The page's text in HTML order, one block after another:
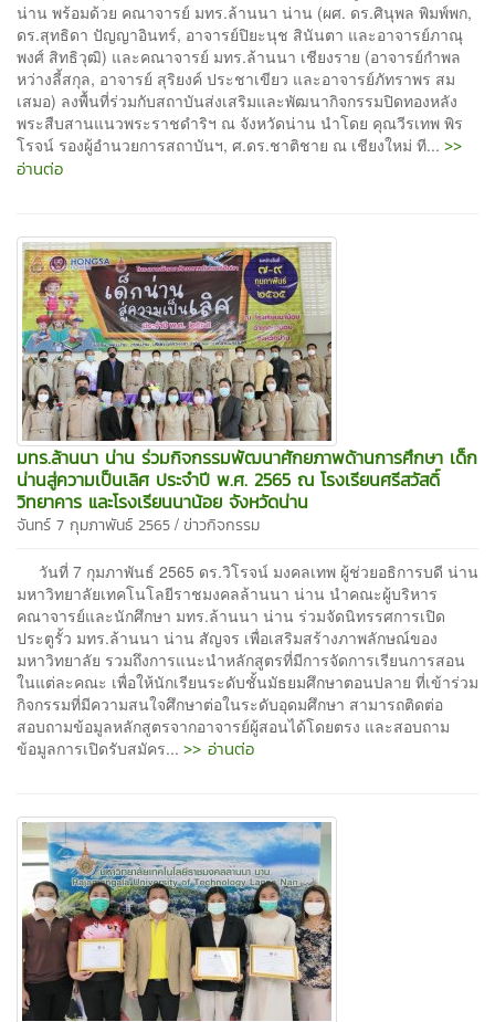
น่าน พร้อมด้วย คณาจารย์ มทร.ล้านนา น่าน (ผศ. ดร.ศินุพล พิมพ์พก,
ดร.สุทธิดา ปัญญาอินทร์, อาจารย์ปิยะนุช สินันตา และอาจารย์ภาณุ
พงศ์ สิทธิวุฒิ) และคณาจารย์ มทร.ล้านนา เชียงราย (อาจารย์กำพล
หว่างลี้สกุล, อาจารย์ สุริยงค์ ประชาเขียว และอาจารย์ภัทราพร สม
เสมอ) ลงพื้นที่ร่วมกับสถาบันส่งเสริมและพัฒนากิจกรรมปิดทองหลัง
พระสืบสานแนวพระราชดำริฯ ณ จังหวัดน่าน นำโดย คุณวีรเทพ พิร
โรจน์ รองผู้อำนวยการสถาบันฯ, ศ.ดร.ชาติชาย ณ เชียงใหม่ ที... >>
อ่านต่อ
มทร.ล้านนา น่าน ร่วมกิจกรรมพัฒนาศักยภาพด้านการศึกษา เด็ก
น่านสู่ความเป็นเลิศ ประจำปี พ.ศ. 2565 ณ โรงเรียนศรีสวัสดิ์
วิทยาคาร และโรงเรียนนาน้อย จังหวัดน่าน
จันทร์ 7 กุมภาพันธ์ 2565 / ข่าวกิจกรรม
วันที่ 7 กุมภาพันธ์ 2565 ดร.วิโรจน์ มงคลเทพ ผู้ช่วยอธิการบดี น่าน
มหาวิทยาลัยเทคโนโลยีราชมงคลล้านนา น่าน นำคณะผู้บริหาร
คณาจารย์และนักศึกษา มทร.ล้านนา น่าน ร่วมจัดนิทรรศการเปิด
ประตูรั้ว มทร.ล้านนา น่าน สัญจร เพื่อเสริมสร้างภาพลักษณ์ของ
มหาวิทยาลัย รวมถึงการแนะนำหลักสูตรที่มีการจัดการเรียนการสอน
ในแต่ละคณะ เพื่อให้นักเรียนระดับชั้นมัธยมศึกษาตอนปลาย ที่เข้าร่วม
กิจกรรมที่มีความสนใจศึกษาต่อในระดับอุดมศึกษา สามารถติดต่อ
สอบถามข้อมูลหลักสูตรจากอาจารย์ผู้สอนได้โดยตรง และสอบถาม
ข้อมูลการเปิดรับสมัคร... >> อ่านต่อ